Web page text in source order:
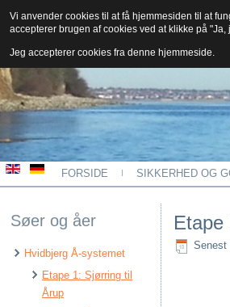
Kajakkort -
FORSIDE SIKKERHED OG
Søer og åer
Hvidbjerg Å-systemet
Etape 1: Sjørring til
Årup
Senest
Vi anvender cookies til at få hjemmesiden til at
accepterer brugen af cookies ved at klikke på "Ja,
Jeg accepterer cookies fra denne hjemmeside.